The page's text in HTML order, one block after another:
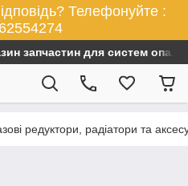
Телефонуйте :
запчастин для систем
редуктори, радіатори та